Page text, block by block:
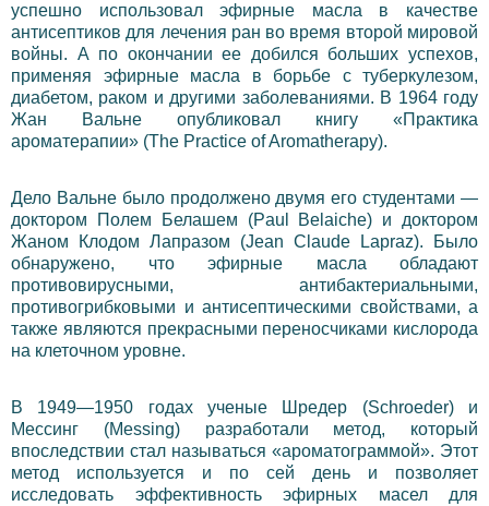
успешно использовал эфирные масла в качестве
антисептиков для лечения ран во время второй мировой
войны. А по окончании ее добился больших успехов,
применяя эфирные масла в борьбе с туберкулезом,
диабетом, раком и другими заболеваниями. В 1964 году
Жан Вальне опубликовал книгу «Практика
ароматерапии» (The Practice of Aromatherapy).
Дело Вальне было продолжено двумя его студентами —
доктором Полем Белашем (Paul Belaiche) и доктором
Жаном Клодом Лапразом (Jean Claude Lapraz). Было
обнаружено, что эфирные масла обладают
противовирусными, антибактериальными,
противогрибковыми и антисептическими свойствами, а
также являются прекрасными переносчиками кислорода
на клеточном уровне.
В 1949—1950 годах ученые Шредер (Schroeder) и
Мессинг (Messing) разработали метод, который
впоследствии стал называться «ароматограммой». Этот
метод используется и по сей день и позволяет
исследовать эффективность эфирных масел для